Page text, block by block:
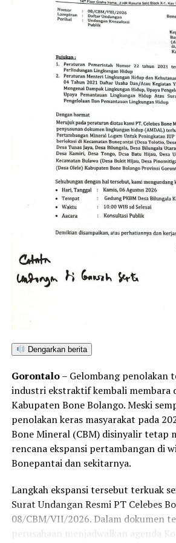
Menerima Tamu” . Tulisan itu memicu
operasional di dalam kawasan
jangkauan dan pengawasan pihak
Fenomena ini menyisakan persoalan
penegak hukum (APH). Publik
di balik melenggangnya aktivitas
Muncul dugaan apakah lokasi
terjangkau operasi, atau terdapat
membuat kegiatan ilegal itu seolah
Kondisi ini menjadi tantangan besar
untuk membongkar aktor intelektual
pihak di balik layar, termasuk
oknum yang memberikan
praktik penambangan liar tersebut.
Selain melanggar regulasi
aktivitas PETI secara masif
mengancam kelestarian lingkungan,
sedimentasi sungai, serta
Penegakan hukum yang adil,
pandang bulu menjadi kunci utama
anggapan publik mengenai adanya
penindakan tambang ilegal di
Hingga berita ini diterbitkan, redaksi
berupaya melayangkan konfirmasi
diduga bertanggung jawab atas
namun belum mendapatkan
jurnalistik, ruang klarifikasi dan hak
untuk memelihara keberimbangan
Dengarkan berita
Gorontalo– Gelombang penolakan
industri ekstraktif kembali membara
Kabupaten Bone Bolango. Meski
penolakan keras masyarakat pada
Bone Mineral (CBM) disinyalir tetap
rencana ekspansi pertambangan di
Bonepantai dan sekitarnya.
Langkah ekspansi tersebut terkuak
Surat Undangan Resmi PT Celebes
08/CBM/VII/2026. Dalam dokumen
perusahaan menjadwalkan agenda